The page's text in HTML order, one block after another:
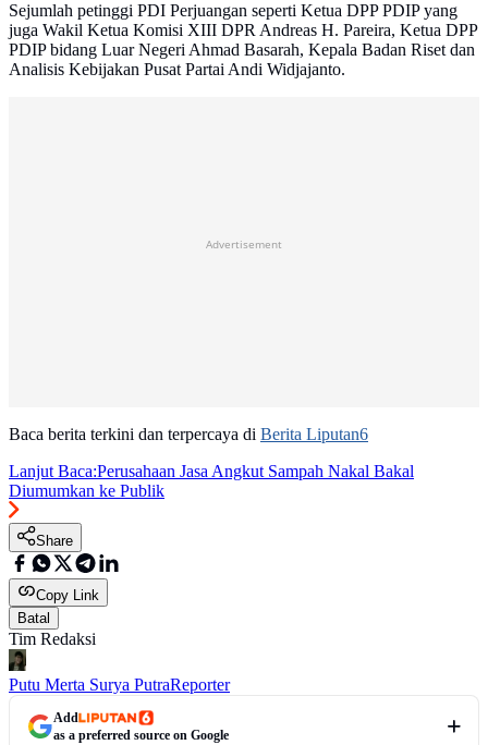
Sejumlah petinggi PDI Perjuangan seperti Ketua DPP PDIP yang
juga Wakil Ketua Komisi XIII DPR Andreas H. Pareira, Ketua DPP
PDIP bidang Luar Negeri Ahmad Basarah, Kepala Badan Riset dan
Analisis Kebijakan Pusat Partai Andi Widjajanto.
Advertisement
Baca berita terkini dan terpercaya di Berita Liputan6
Lanjut Baca:Perusahaan Jasa Angkut Sampah Nakal Bakal
Diumumkan ke Publik
Share
Copy Link
Batal
Tim Redaksi
Putu Merta Surya PutraReporter
Add
as a preferred source on Google